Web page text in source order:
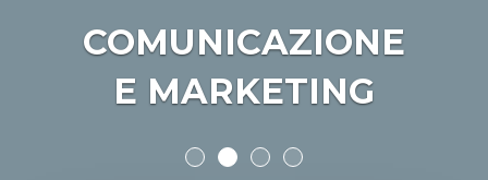
COMUNICAZIONE
E MARKETING